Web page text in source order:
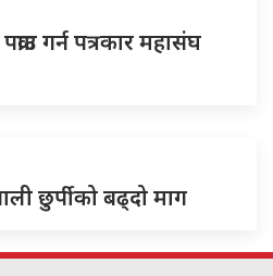
गर्न पत्रकार महासंघ
छुर्पीको बढ्दो माग